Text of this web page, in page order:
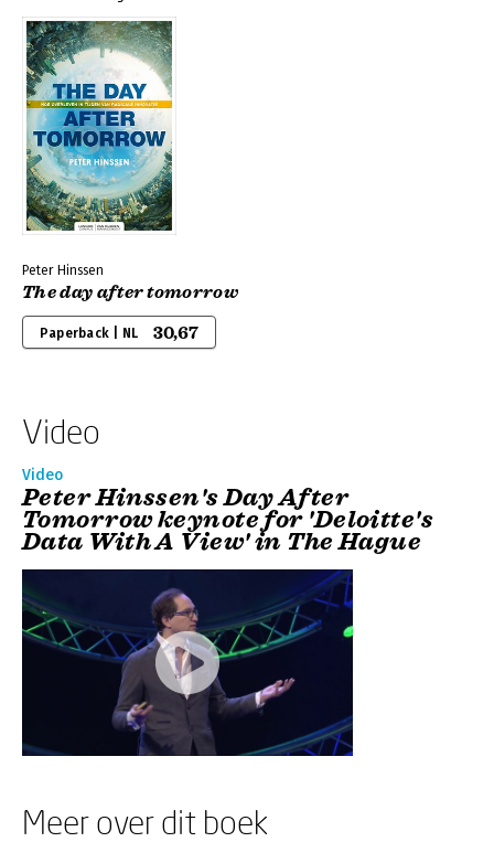
Peter Hinssen
The day after tomorrow
Paperback | NL 30,67
Video
Video
Peter Hinssen's Day After
Tomorrow keynote for 'Deloitte's
Data With A View' in The Hague
Meer over dit boek